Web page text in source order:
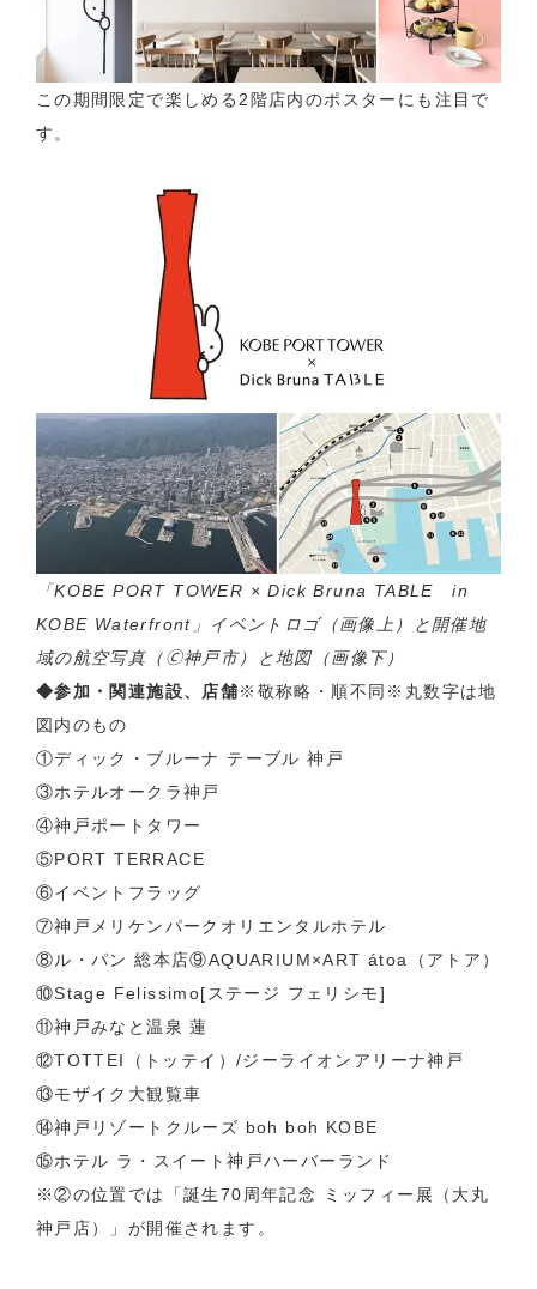
この期間限定で楽しめる2階店内のポスターにも注目で
す。
「KOBE PORT TOWER × Dick Bruna TABLE in
KOBE Waterfront」イベントロゴ（画像上）と開催地
域の航空写真（🄫神戸市）と地図（画像下）
◆参加・関連施設、店舗※敬称略・順不同※丸数字は地
図内のもの
①ディック・ブルーナ テーブル 神戸
③ホテルオークラ神戸
④神戸ポートタワー
⑤PORT TERRACE
⑥イベントフラッグ
⑦神戸メリケンパークオリエンタルホテル
⑧ル・パン 総本店⑨AQUARIUM×ART átoa（アトア）
⑩Stage Felissimo[ステージ フェリシモ]
⑪神戸みなと温泉 蓮
⑫TOTTEI（トッテイ）/ジーライオンアリーナ神戸
⑬モザイク大観覧車
⑭神戸リゾートクルーズ boh boh KOBE
⑮ホテル ラ・スイート神戸ハーバーランド
※②の位置では「誕生70周年記念 ミッフィー展（大丸
神戸店）」が開催されます。